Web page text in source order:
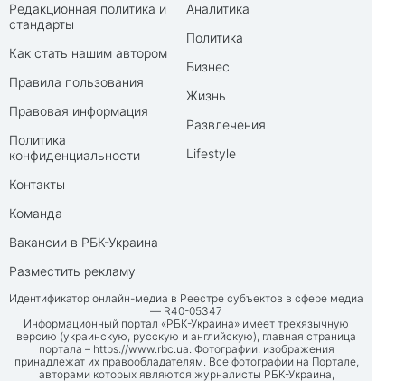
Редакционная политика и
стандарты
Как стать нашим автором
Правила пользования
Правовая информация
Политика
конфиденциальности
Контакты
Команда
Вакансии в РБК-Украина
Разместить рекламу
Аналитика
Политика
Бизнес
Жизнь
Развлечения
Lifestyle
Идентификатор онлайн-медиа в Реестре субъектов в сфере медиа
— R40-05347
Информационный портал «РБК-Украина» имеет трехязычную
версию (украинскую, русскую и английскую), главная страница
портала – https://www.rbc.ua. Фотографии, изображения
принадлежат их правообладателям. Все фотографии на Портале,
авторами которых являются журналисты РБК-Украина,